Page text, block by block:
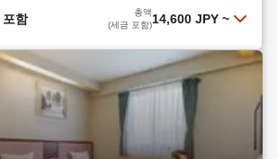
나満喫！（CHIKETTはホホtelded購入
朝食付）温泉！【駐車場無料&JR徒歩3
12,800 JPY 선택하다
보기
포함
총액
(세금 포함)14,600 JPY ~
사는 저희 인기 메뉴인 마쿠노우치 도시락(2
포함)입니다! 비즈니스 여행객에게 안성맞
다! 무료 주차와 천연 온천탕도 이용하실 수
14,600 JPY